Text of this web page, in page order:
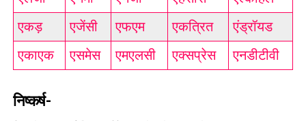
एकड़
एजेंसी एफएम एकत्रित
एंड्रॉयड
एकाएक
एसमेस एमएलसी एक्सप्रेस एनडीटीवी
निष्कर्ष-